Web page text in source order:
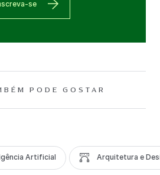
se
PODE GOSTAR
Artificial Arquitetura e